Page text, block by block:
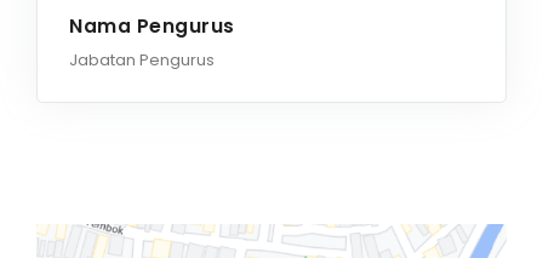
Nama Pengurus
Jabatan Pengurus